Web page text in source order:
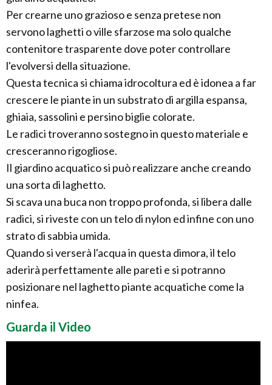
Per crearne uno grazioso e senza pretese non
servono laghetti o ville sfarzose ma solo qualche
contenitore trasparente dove poter controllare
l'evolversi della situazione.
Questa tecnica si chiama idrocoltura ed è idonea a far
crescere le piante in un substrato di argilla espansa,
ghiaia, sassolini e persino biglie colorate.
Le radici troveranno sostegno in questo materiale e
cresceranno rigogliose.
Il giardino acquatico si può realizzare anche creando
una sorta di laghetto.
Si scava una buca non troppo profonda, si libera dalle
radici, si riveste con un telo di nylon ed infine con uno
strato di sabbia umida.
Quando si verserà l'acqua in questa dimora, il telo
aderirà perfettamente alle pareti e si potranno
posizionare nel laghetto piante acquatiche come la
ninfea.
Guarda il Video